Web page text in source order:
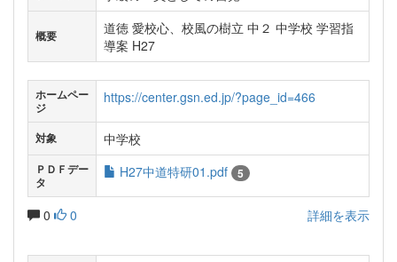
概要
道徳 愛校心、校風の樹立 中２ 中学校 学習指
導案 H27
ホームペー
ジ
https://center.gsn.ed.jp/?page_id=466
対象 中学校
ＰＤＦデー
タ
H27中道特研01.pdf 5
0 0 詳細を表示